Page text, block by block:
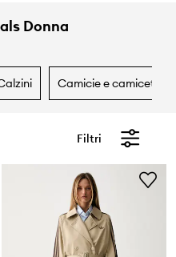
Donna
calzini camicie e camicette
Filtri